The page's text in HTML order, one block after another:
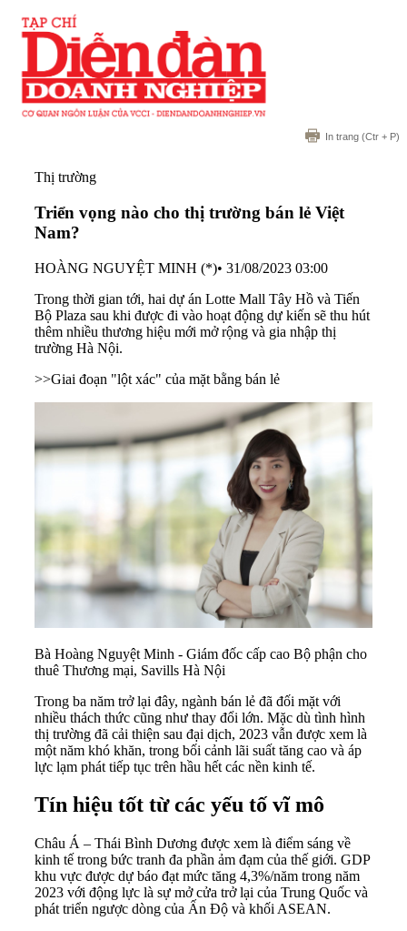
In trang (Ctr + P)
Thị trường
Triển vọng nào cho thị trường bán lẻ Việt
Nam?
HOÀNG NGUYỆT MINH (*)• 31/08/2023 03:00
Trong thời gian tới, hai dự án Lotte Mall Tây Hồ và Tiến
Bộ Plaza sau khi được đi vào hoạt động dự kiến sẽ thu hút
thêm nhiều thương hiệu mới mở rộng và gia nhập thị
trường Hà Nội.
>>Giai đoạn "lột xác" của mặt bằng bán lẻ
Bà Hoàng Nguyệt Minh - Giám đốc cấp cao Bộ phận cho
thuê Thương mại, Savills Hà Nội
Trong ba năm trở lại đây, ngành bán lẻ đã đối mặt với
nhiều thách thức cũng như thay đổi lớn. Mặc dù tình hình
thị trường đã cải thiện sau đại dịch, 2023 vẫn được xem là
một năm khó khăn, trong bối cảnh lãi suất tăng cao và áp
lực lạm phát tiếp tục trên hầu hết các nền kinh tế.
Tín hiệu tốt từ các yếu tố vĩ mô
Châu Á – Thái Bình Dương được xem là điểm sáng về
kinh tế trong bức tranh đa phần ảm đạm của thế giới. GDP
khu vực được dự báo đạt mức tăng 4,3%/năm trong năm
2023 với động lực là sự mở cửa trở lại của Trung Quốc và
phát triển ngược dòng của Ấn Độ và khối ASEAN.